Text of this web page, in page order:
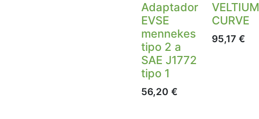
Adaptador
EVSE
mennekes
tipo 2 a
SAE J1772
tipo 1
56,20 €
VELTIUM
CURVE
95,17 €